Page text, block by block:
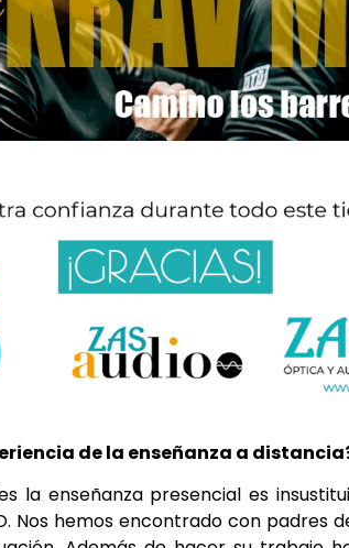
de la enseñanza a
la enseñanza presencial es
Nos hemos encontrado con padres